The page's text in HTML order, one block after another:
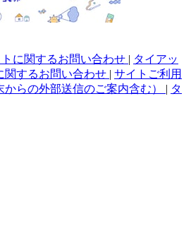
に関するお問い合わせ | タイアッ
関するお問い合わせ | サイトご利用
らの外部送信のご案内含む） | タ